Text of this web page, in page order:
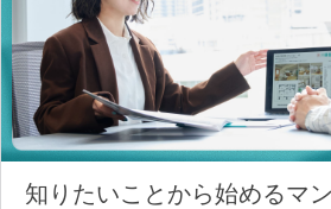
知りたいことから始めるマ